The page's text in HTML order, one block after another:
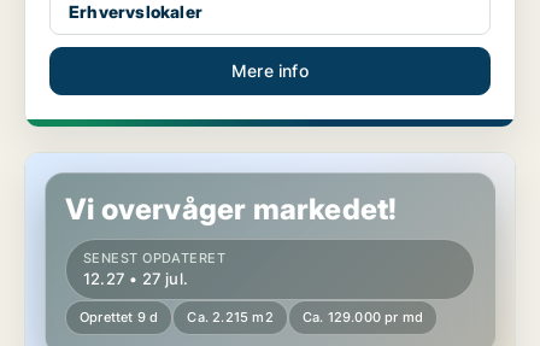
Erhvervslokaler
Mere info
Erhvervslokaler i Munkebo
Vi overvåger markedet!
SENEST OPDATERET
12.27 • 27 jul.
Oprettet 9 d Ca. 2.215 m2 Ca. 129.000 pr md